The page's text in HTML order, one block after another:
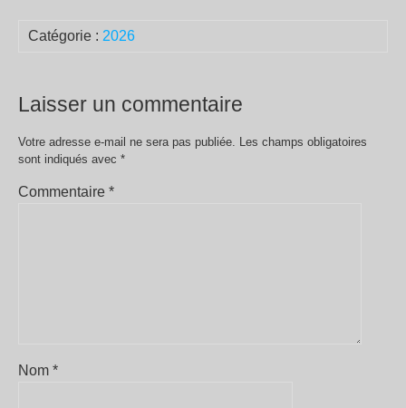
Catégorie : 2026
Laisser un commentaire
Votre adresse e-mail ne sera pas publiée. Les champs obligatoires
sont indiqués avec *
Commentaire *
Nom *